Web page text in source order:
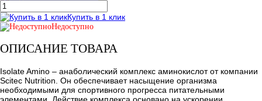
Купить в 1 клик
Недоступно
ОПИСАНИЕ ТОВАРА
Isolate Amino – анаболический комплекс аминокислот от компании
Scitec Nutrition. Он обеспечивает насыщение организма
необходимыми для спортивного прогресса питательными
элементами. Действие комплекса основано на ускорении